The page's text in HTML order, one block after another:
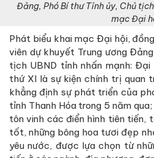
Đảng, Phó Bí thư Tỉnh ủy, Chủ
mạc Đại
Phát biểu khai mạc Đại hội,
viên dự khuyết Trung ương
tịch UBND tỉnh nhấn mạnh:
thứ XI là sự kiện chính trị quan
khẳng định sự phát triển của
tỉnh Thanh Hóa trong 5 năm
tôn vinh các điển hình tiên tiến,
tốt, những bông hoa tươi đẹp
yêu nước, được lựa chọn từ